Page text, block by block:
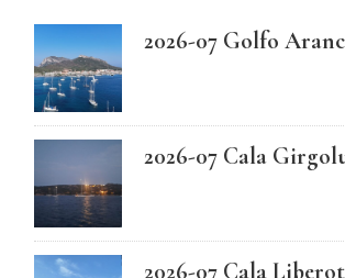
Swedish
2026-07 Golfo
2026-07 Cala
2026-07 Cala